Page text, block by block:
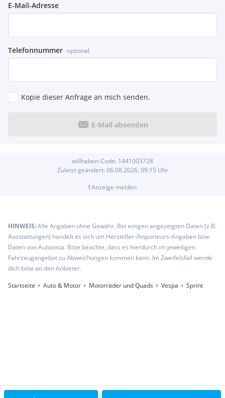
E-Mail-Adresse
Telefonnummer optional
Kopie dieser Anfrage an mich senden.
E-Mail absenden
willhaben-Code: 1441003728
Zuletzt geändert: 06.08.2026, 09:15 Uhr
!Anzeige melden
HINWEIS:Alle Angaben ohne Gewähr. Bei einigen angezeigten Daten (z.B.
Ausstattungen) handelt es sich um Hersteller-/Importeurs-Angaben bzw.
Daten von Autovista. Bitte beachte, dass es hierdurch im jeweiligen
Fahrzeugangebot zu Abweichungen kommen kann. Im Zweifelsfall wende
dich bitte an den Anbieter.
Startseite
Auto & Motor Motorräder und Quads Vespa Sprint